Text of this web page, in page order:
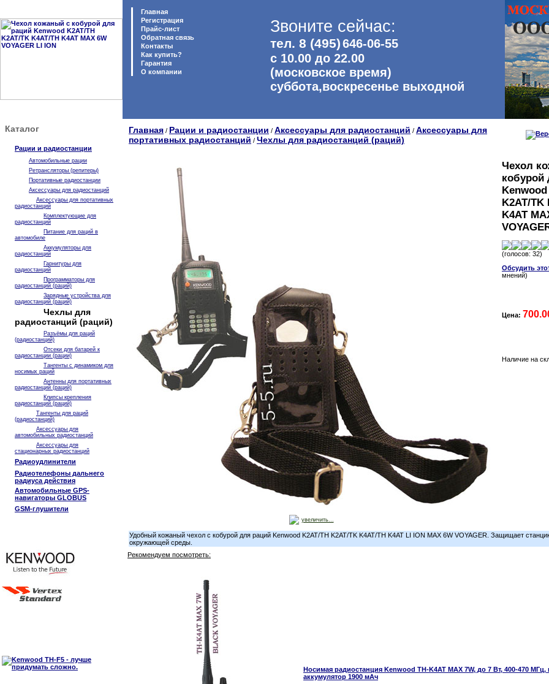
Главная
Регистрация
Прайс-лист
Обратная связь
Контакты
Как купить?
Гарантия
O компании
Звоните сейчас:
тел. 8 (495)646-06-55
с 10.00 до 22.00
(московское время)
суббота,воскресенье выходной
Каталог
Рации и радиостанции
Автомобильные рации
Ретрансляторы (репитеры)
Портативные радиостанции
Аксессуары для радиостанций
Аксессуары для портативных
радиостанций
Комплектующие для
радиостанций
Питание для раций в
автомобиле
Аккумуляторы для
радиостанций
Гарнитуры для
радиостанций
Программаторы для
радиостанций (раций)
Зарядные устройства для
радиостанций (раций)
Чехлы для
радиостанций (раций)
Разъёмы для раций
(радиостанций)
Отсеки для батарей к
радиостанции (рации)
Тангенты с динамиком для
носимых раций
Антенны для портативных
радиостанций (раций)
Клипсы крепления
радиостанций (раций)
Тангенты для раций
(радиостанций)
Аксессуары для
автомобильных радиостанций
Аксессуары для
стационарных радиостанций
Радиоудлинители
Радиотелефоны дальнего
радиуса действия
Автомобильные GPS-
навигаторы GLOBUS
GSM-глушители
Главная / Рации и радиостанции / Аксессуары для радиостанций / Аксессуары для
портативных радиостанций / Чехлы для радиостанций (раций)
увеличить...
Чехол
кобурой
K2AT/TK
K4AT
(голосов: 32)
Обсудить
мнений)
Цена:
Наличие на
Удобный кожаный чехол с кобурой для раций Kenwood K2AT/TH K2AT/TK K4AT/TH K4AT LI ION MAX 6W VOYAGER. Защищает
окружающей среды.
Рекомендуем посмотреть:
Носимая радиостанция Kenwood TH-K4AT MAX 7W, до 7 Вт, 400-470 МГц,
аккумулятор 1900 мАч